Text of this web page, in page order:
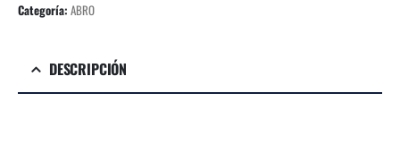
Categoría:ABRO
DESCRIPCIÓN